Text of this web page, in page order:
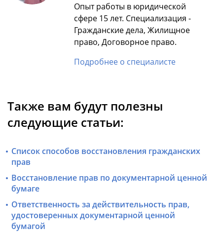
Опыт работы в юридической
сфере 15 лет. Специализация -
Гражданские дела, Жилищное
право, Договорное право.
Подробнее о специалисте
Также вам будут полезны
следующие статьи:
Список способов восстановления гражданских
прав
Восстановление прав по документарной ценной
бумаге
Ответственность за действительность прав,
удостоверенных документарной ценной
бумагой